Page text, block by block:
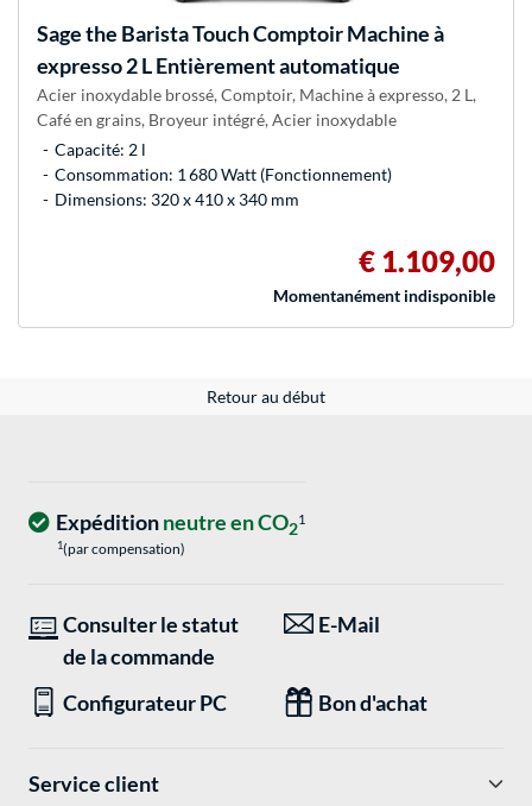
Sagethe Barista Touch Comptoir Machine à
expresso 2 L Entièrement automatique
Acier inoxydable brossé, Comptoir, Machine à expresso, 2 L,
Café en grains, Broyeur intégré, Acier inoxydable
Capacité: 2 l
Consommation: 1 680 Watt (Fonctionnement)
Dimensions: 320 x 410 x 340 mm
€ 1.109,00
Momentanément indisponible
Retour au début
Expéditionneutre en CO21
1(par compensation)
Consulter le statut
de la commande
E-Mail
Configurateur PC Bon d'achat
Service client